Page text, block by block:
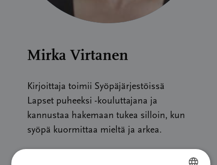
Mirka Virtanen
Kirjoittaja toimii Syöpäjärjestöissä
Lapset puheeksi -kouluttajana ja
kannustaa hakemaan tukea silloin, kun
syöpä kuormittaa mieltä ja arkea.